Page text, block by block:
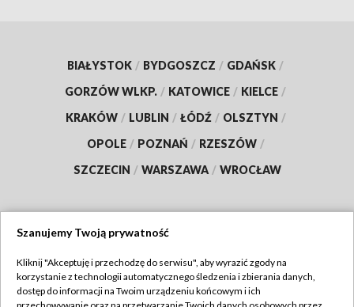
BIAŁYSTOK / BYDGOSZCZ / GDAŃSK /
GORZÓW WLKP. / KATOWICE / KIELCE /
KRAKÓW / LUBLIN / ŁÓDŹ / OLSZTYN /
OPOLE / POZNAŃ / RZESZÓW /
SZCZECIN / WARSZAWA / WROCŁAW
TVP
Szanujemy Twoją prywatność
Kliknij "Akceptuję i przechodzę do serwisu", aby wyrazić zgody na
korzystanie z technologii automatycznego śledzenia i zbierania danych,
dostęp do informacji na Twoim urządzeniu końcowym i ich